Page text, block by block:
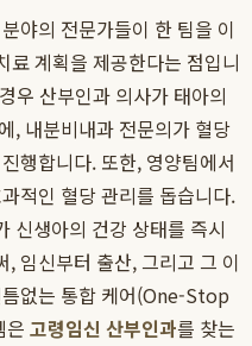
야의 전문가들이 한 팀을 이
료 계획을 제공한다는 점입니
우 산부인과 의사가 태아의
, 내분비내과 전문의가 혈당
행합니다. 또한, 영양팀에서
적인 혈당 관리를 돕습니다.
신생아의 건강 상태를 즉시
임신부터 출산, 그리고 그 이
없는 통합 케어(One-Stop
은 고령임신 산부인과를 찾는